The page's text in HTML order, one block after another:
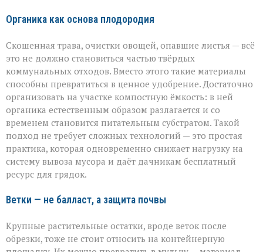
Органика как основа плодородия
Скошенная трава, очистки овощей, опавшие листья — всё
это не должно становиться частью твёрдых
коммунальных отходов. Вместо этого такие материалы
способны превратиться в ценное удобрение. Достаточно
организовать на участке компостную ёмкость: в ней
органика естественным образом разлагается и со
временем становится питательным субстратом. Такой
подход не требует сложных технологий — это простая
практика, которая одновременно снижает нагрузку на
систему вывоза мусора и даёт дачникам бесплатный
ресурс для грядок.
Ветки — не балласт, а защита почвы
Крупные растительные остатки, вроде веток после
обрезки, тоже не стоит относить на контейнерную